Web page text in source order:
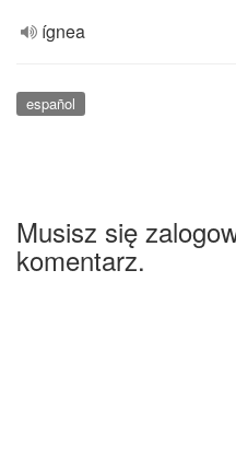
ígnea
español
Musisz się
komentarz.